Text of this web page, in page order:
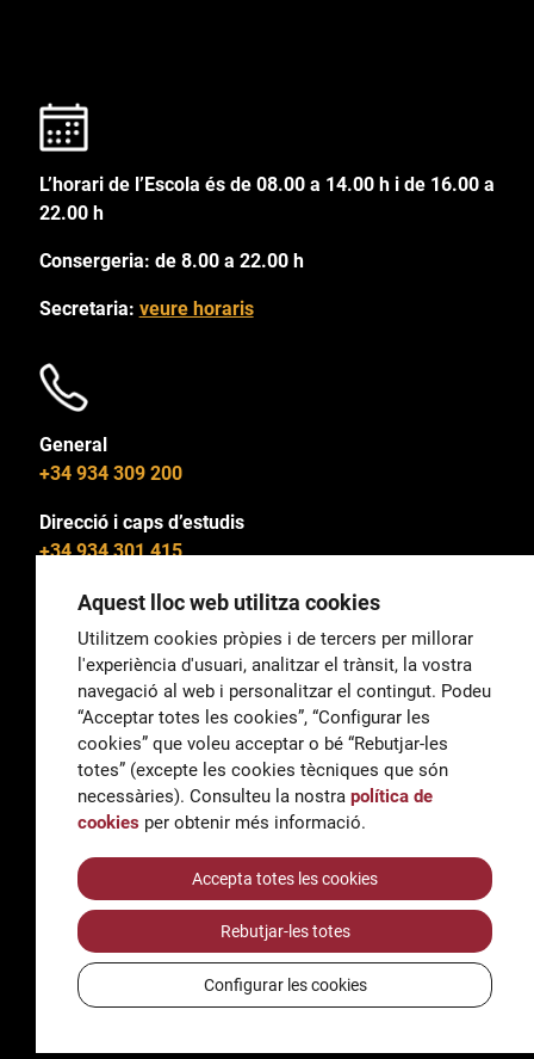
L’horari de l’Escola és de 08.00 a 14.00 h i de 16.00 a
22.00 h
Consergeria: de 8.00 a 22.00 h
Secretaria: veure horaris
General
+34 934 309 200
Direcció i caps d’estudis
+34 934 301 415
General
correu@escoladeltreball.org
Informació
informacio@escoladeltreball.org
AccessibilitatAvís legal i Política de Privacitat
Política de cookies
Crèdits
Aquest lloc web utilitza cookies
Utilitzem cookies pròpies i de tercers per millorar
l'experiència d'usuari, analitzar el trànsit, la vostra
navegació al web i personalitzar el contingut. Podeu
“Acceptar totes les cookies”, “Configurar les
cookies” que voleu acceptar o bé “Rebutjar-les
totes” (excepte les cookies tècniques que són
necessàries). Consulteu la nostra política de
cookies per obtenir més informació.
Accepta totes les cookies
Rebutjar-les totes
Configurar les cookies